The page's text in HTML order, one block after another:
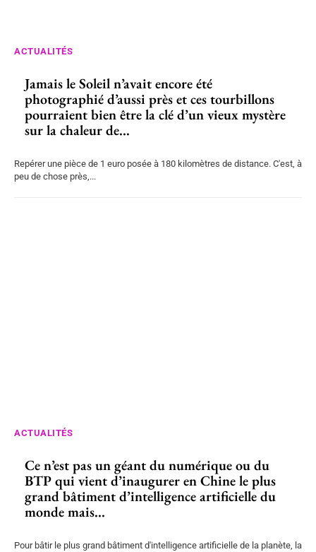
ACTUALITÉS
Jamais le Soleil n’avait encore été
photographié d’aussi près et ces tourbillons
pourraient bien être la clé d’un vieux mystère
sur la chaleur de...
Repérer une pièce de 1 euro posée à 180 kilomètres de distance. C'est, à
peu de chose près,...
ACTUALITÉS
Ce n’est pas un géant du numérique ou du
BTP qui vient d’inaugurer en Chine le plus
grand bâtiment d’intelligence artificielle du
monde mais...
Pour bâtir le plus grand bâtiment d'intelligence artificielle de la planète, la